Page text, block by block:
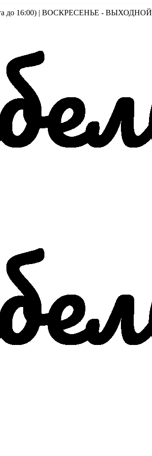
до 16:00) | ВОСКРЕСЕНЬЕ - ВЫХОДНОЙ